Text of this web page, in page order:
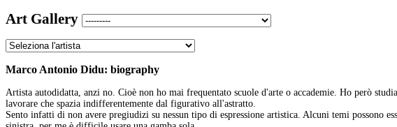
Art Gallery
Marco Antonio Didu: biography
Artista autodidatta, anzi no. Cioè non ho mai frequentato scuole d'arte o accademie. Ho però
lavorare che spazia indifferentemente dal figurativo all'astratto.
Sento infatti di non avere pregiudizi su nessun tipo di espressione artistica. Alcuni temi possono